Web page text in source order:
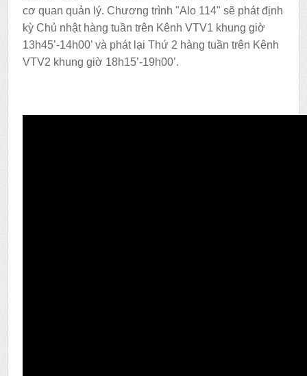
cơ quan quản lý. Chương trình "Alo 114" sẽ phát định
kỳ Chủ nhật hàng tuần trên Kênh VTV1 khung giờ
13h45’-14h00’ và phát lại Thứ 2 hàng tuần trên Kênh
VTV2 khung giờ 18h15’-19h00’.